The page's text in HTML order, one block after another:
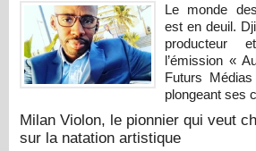
Le monde
est en deuil.
producteur
l’émission «
Futurs
plongeant ses
Milan Violon, le pionnier qui veut
sur la natation artistique